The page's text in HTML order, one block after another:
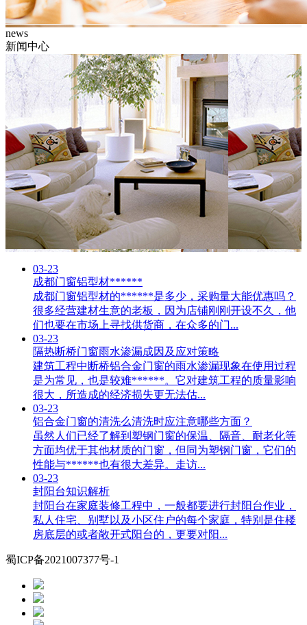
news
新闻中心
03-23
成都门窗铝型材******
成都门窗铝型材的******是多少，采购量大能优惠吗？
很多经营建材生意的老板，因为店铺刚刚开设不久，他
们也要在市场上寻找供货商，在众多的门...
03-23
隔热断桥门窗雨水渗漏成因及应对策略
建筑工程中断桥铝合金门窗的雨水渗漏现象在使用过程
是为常见，也是较难******。它对建筑工程的质量影响
很大，所造成的经济损失更无法估...
03-23
铝合金门窗的清洗么清洗时应注意哪些方面？
虽然人们已经了解到塑钢门窗的保温、隔音、耐老化等
方面均优于其他材质的门窗，但同为塑钢门窗，它们的
性能与******也有很大差异。走访...
03-23
封阳台知识解析
封阳台在家庭装修工程中，一般都要进行封阳台作业，
私人住宅、别墅以及小区住户的每个家庭，特别是住楼
房底层的或者敞开式阳台的，更要对阳...
蜀ICP备2021007377号-1